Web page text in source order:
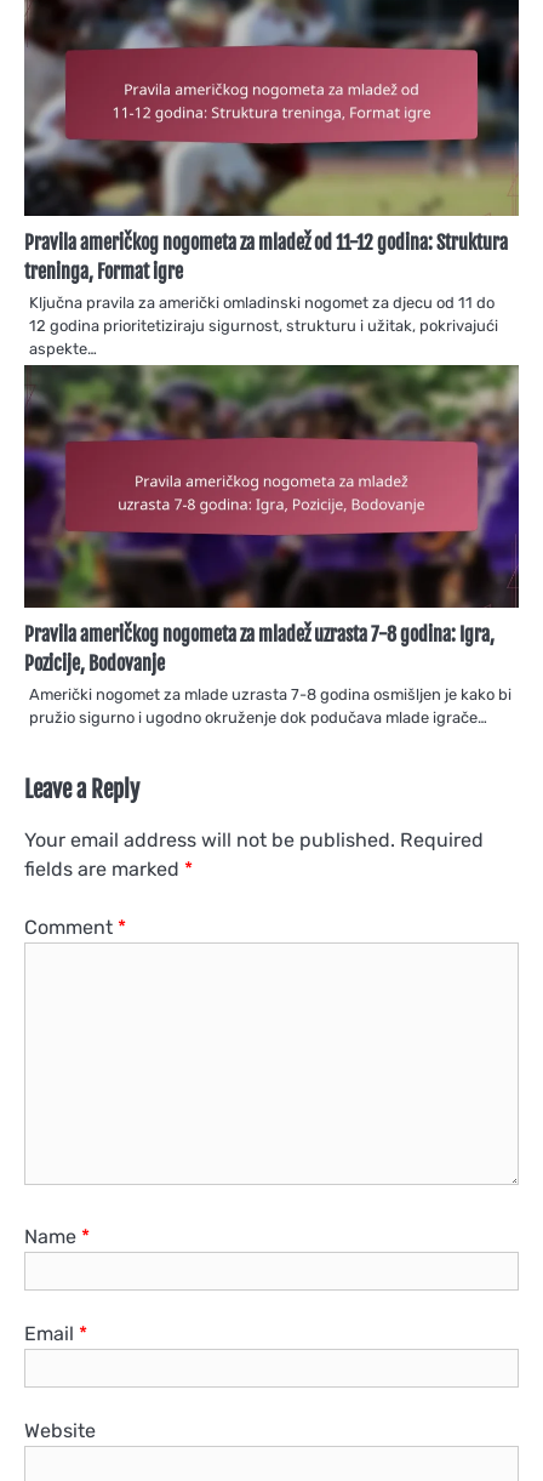
Pravila američkog nogometa za mladež od 11-12 godina: Struktura
treninga, Format igre
Ključna pravila za američki omladinski nogomet za djecu od 11 do
12 godina prioritetiziraju sigurnost, strukturu i užitak, pokrivajući
aspekte…
Pravila američkog nogometa za mladež uzrasta 7-8 godina: Igra,
Pozicije, Bodovanje
Američki nogomet za mlade uzrasta 7-8 godina osmišljen je kako bi
pružio sigurno i ugodno okruženje dok podučava mlade igrače…
Leave a Reply
Your email address will not be published. Required
fields are marked *
Comment *
Name *
Email *
Website